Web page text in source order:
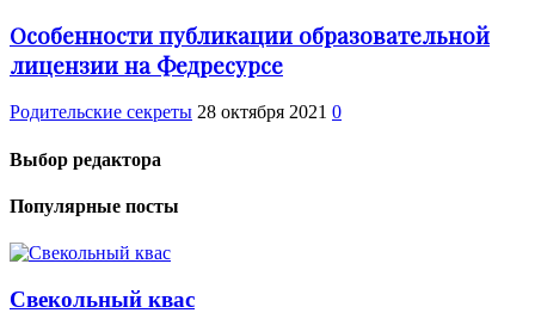
Особенности публикации образовательной
лицензии на Федресурсе
Родительские секреты 28 октября 2021 0
Выбор редактора
Популярные посты
Свекольный квас